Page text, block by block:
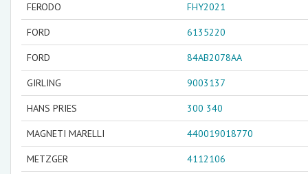
FERODO FHY2021
FORD 6135220
FORD 84AB2078AA
GIRLING 9003137
HANS PRIES 300 340
MAGNETI MARELLI 440019018770
METZGER 4112106